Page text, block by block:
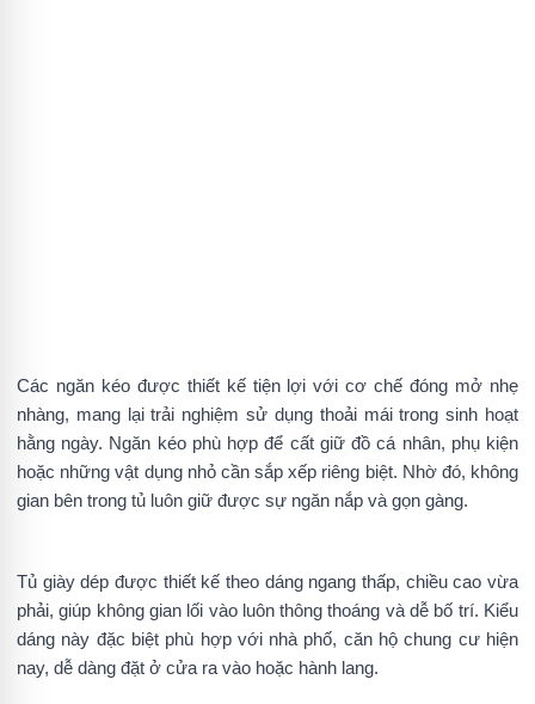
Các ngăn kéo được thiết kế tiện lợi với cơ chế đóng mở nhẹ
nhàng, mang lại trải nghiệm sử dụng thoải mái trong sinh hoạt
hằng ngày. Ngăn kéo phù hợp để cất giữ đồ cá nhân, phụ kiện
hoặc những vật dụng nhỏ cần sắp xếp riêng biệt. Nhờ đó, không
gian bên trong tủ luôn giữ được sự ngăn nắp và gọn gàng.
Tủ giày dép được thiết kế theo dáng ngang thấp, chiều cao vừa
phải, giúp không gian lối vào luôn thông thoáng và dễ bố trí. Kiểu
dáng này đặc biệt phù hợp với nhà phố, căn hộ chung cư hiện
nay, dễ dàng đặt ở cửa ra vào hoặc hành lang.